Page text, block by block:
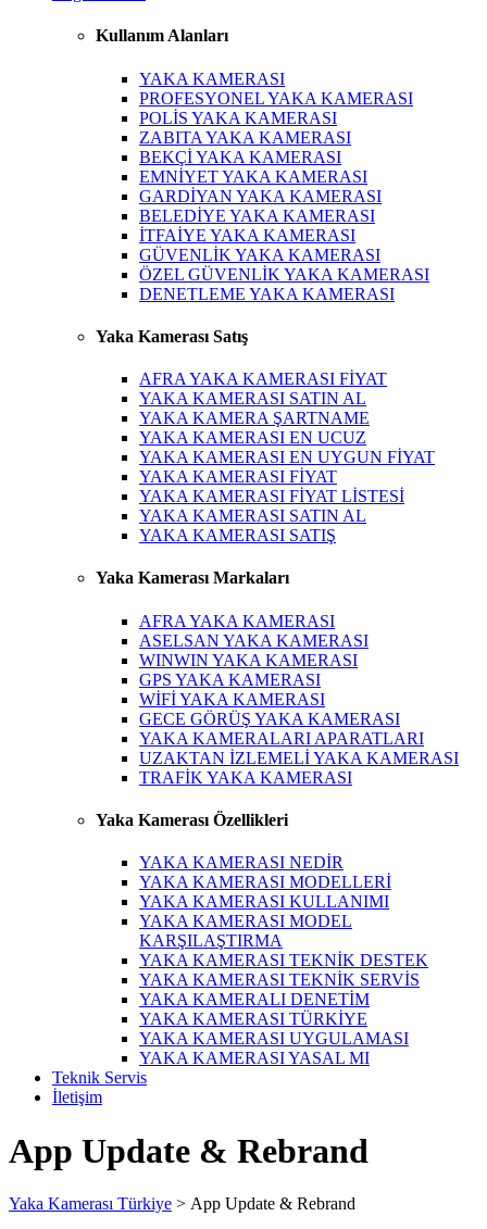
Kullanım Alanları
YAKA KAMERASI
PROFESYONEL YAKA KAMERASI
POLİS YAKA KAMERASI
ZABITA YAKA KAMERASI
BEKÇİ YAKA KAMERASI
EMNİYET YAKA KAMERASI
GARDİYAN YAKA KAMERASI
BELEDİYE YAKA KAMERASI
İTFAİYE YAKA KAMERASI
GÜVENLİK YAKA KAMERASI
ÖZEL GÜVENLİK YAKA KAMERASI
DENETLEME YAKA KAMERASI
Yaka Kamerası Satış
AFRA YAKA KAMERASI FİYAT
YAKA KAMERASI SATIN AL
YAKA KAMERA ŞARTNAME
YAKA KAMERASI EN UCUZ
YAKA KAMERASI EN UYGUN FİYAT
YAKA KAMERASI FİYAT
YAKA KAMERASI FİYAT LİSTESİ
YAKA KAMERASI SATIN AL
YAKA KAMERASI SATIŞ
Yaka Kamerası Markaları
AFRA YAKA KAMERASI
ASELSAN YAKA KAMERASI
WINWIN YAKA KAMERASI
GPS YAKA KAMERASI
WİFİ YAKA KAMERASI
GECE GÖRÜŞ YAKA KAMERASI
YAKA KAMERALARI APARATLARI
UZAKTAN İZLEMELİ YAKA KAMERASI
TRAFİK YAKA KAMERASI
Yaka Kamerası Özellikleri
YAKA KAMERASI NEDİR
YAKA KAMERASI MODELLERİ
YAKA KAMERASI KULLANIMI
YAKA KAMERASI MODEL
KARŞILAŞTIRMA
YAKA KAMERASI TEKNİK DESTEK
YAKA KAMERASI TEKNİK SERVİS
YAKA KAMERALI DENETİM
YAKA KAMERASI TÜRKİYE
YAKA KAMERASI UYGULAMASI
YAKA KAMERASI YASAL MI
Teknik Servis
İletişim
App Update & Rebrand
Yaka Kamerası Türkiye > App Update & Rebrand